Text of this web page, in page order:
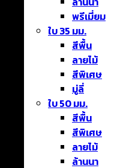
พรีเมี่ยม
ใบ 35 มม.
สีพื้น
ลายไม้
สีพิเศษ
มู่ลี่
ใบ 50 มม.
สีพื้น
สีพิเศษ
ลายไม้
ล้านนา